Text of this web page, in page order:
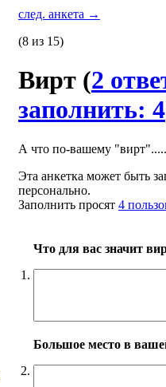
след. анкета →
(8 из 15)
Вирт (2
заполнить: 4
А что по-вашему
Эта анкетка может быть
персонально.
Заполнить просят 4
1.
Что для вас значит
2.
Большое место в